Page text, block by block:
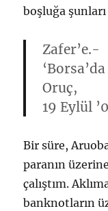
boşluğa şunları
Zafer’e.-
Oruç,
19 Eylül
Bir süre,
paranın
çalıştım.
banknotların